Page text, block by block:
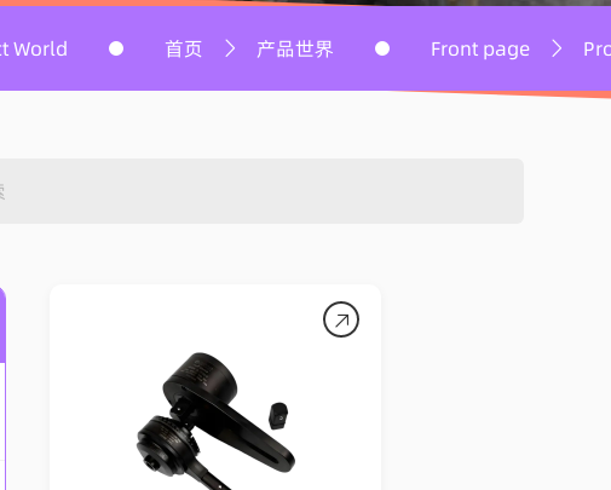
首页 产品世界 Front page Product World